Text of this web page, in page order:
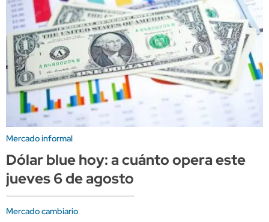
Mercado informal
Dólar blue hoy: a cuánto opera este
jueves 6 de agosto
Mercado cambiario